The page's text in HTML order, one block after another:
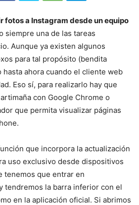
fotos a Instagram desde un equipo
siempre una de las tareas
Aunque ya existen algunos
para tal propósito (bendita
hasta ahora cuando el cliente web
Eso sí, para realizarlo hay que
con Google Chrome o
que permita visualizar páginas
que incorpora la actualización
uso exclusivo desde dispositivos
tenemos que entrar en
tendremos la barra inferior con el
en la aplicación oficial. Si abrimos